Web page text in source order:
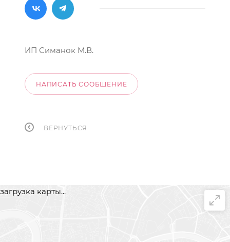
ИП Симанок М.В.
НАПИСАТЬ СООБЩЕНИЕ
ВЕРНУТЬСЯ
загрузка карты...